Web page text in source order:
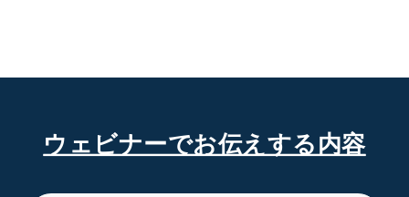
ウェビナーでお伝えする内容